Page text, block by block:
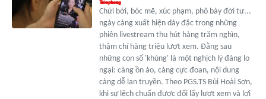
Chửi bới, bóc mẽ, xúc phạm, phô bày đời tư...
ngày càng xuất hiện dày đặc trong những
phiên livestream thu hút hàng trăm nghìn,
thậm chí hàng triệu lượt xem. Đằng sau
những con số 'khủng' là một nghịch lý đáng lo
ngại: càng ồn ào, càng cực đoan, nội dung
càng dễ lan truyền. Theo PGS.TS Bùi Hoài Sơn,
khi sự lệch chuẩn được đổi lấy lượt xem và lợi